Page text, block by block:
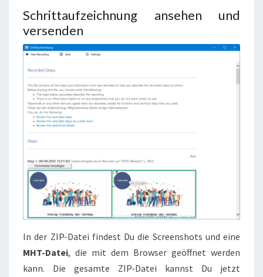
Schrittaufzeichnung ansehen und
versenden
In der ZIP-Datei findest Du die Screenshots und eine
MHT-Datei, die mit dem Browser geöffnet werden
kann. Die gesamte ZIP-Datei kannst Du jetzt